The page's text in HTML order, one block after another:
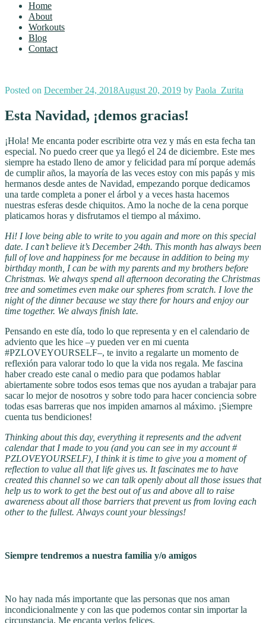
Home
About
Workouts
Blog
Contact
Posted on December 24, 2018August 20, 2019 by Paola_Zurita
Esta Navidad, ¡demos gracias!
¡Hola! Me encanta poder escribirte otra vez y más en esta fecha tan
especial. No puedo creer que ya llegó el 24 de diciembre. Este mes
siempre ha estado lleno de amor y felicidad para mí porque además
de cumplir años, la mayoría de las veces estoy con mis papás y mis
hermanos desde antes de Navidad, empezando porque dedicamos
una tarde completa a poner el árbol y a veces hasta hacemos
nuestras esferas desde chiquitos. Amo la noche de la cena porque
platicamos horas y disfrutamos el tiempo al máximo.
Hi! I love being able to write to you again and more on this special
date. I can’t believe it’s December 24th. This month has always been
full of love and happiness for me because in addition to being my
birthday month, I can be with my parents and my brothers before
Christmas. We always spend all afternoon decorating the Christmas
tree and sometimes even make our spheres from scratch. I love the
night of the dinner because we stay there for hours and enjoy our
time together. We always finish late.
Pensando en este día, todo lo que representa y en el calendario de
adviento que les hice –y pueden ver en mi cuenta
#PZLOVEYOURSELF–, te invito a regalarte un momento de
reflexión para valorar todo lo que la vida nos regala. Me fascina
haber creado este canal o medio para que podamos hablar
abiertamente sobre todos esos temas que nos ayudan a trabajar para
sacar lo mejor de nosotros y sobre todo para hacer conciencia sobre
todas esas barreras que nos impiden amarnos al máximo. ¡Siempre
cuenta tus bendiciones!
Thinking about this day, everything it represents and the advent
calendar that I made to you (and you can see in my account #
PZLOVEYOURSELF), I think it is time to give you a moment of
reflection to value all that life gives us. It fascinates me to have
created this channel so we can talk openly about all those issues that
help us to work to get the best out of us and above all to raise
awareness about all those barriers that prevent us from loving each
other to the fullest. Always count your blessings!
Siempre tendremos a nuestra familia y/o amigos
No hay nada más importante que las personas que nos aman
incondicionalmente y con las que podemos contar sin importar la
circunstancia. Me encanta verlos felices.